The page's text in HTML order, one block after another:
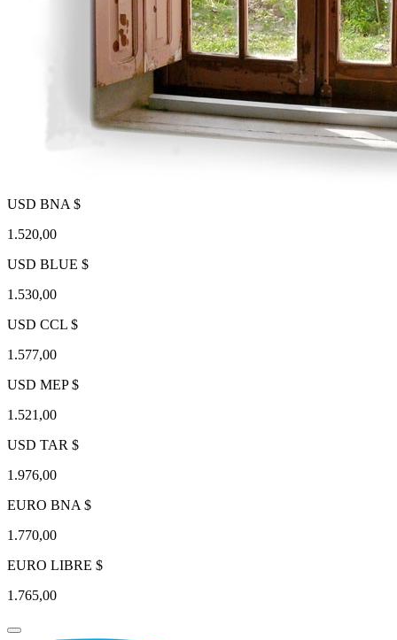
USD BNA $
1.520,00
USD BLUE $
1.530,00
USD CCL $
1.577,00
USD MEP $
1.521,00
USD TAR $
1.976,00
EURO BNA $
1.770,00
EURO LIBRE $
1.765,00